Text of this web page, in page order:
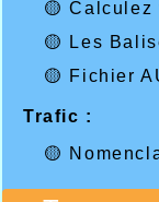
🟡 Calculez
🟡 Les
🟡 Fichier
Trafic :
🟡